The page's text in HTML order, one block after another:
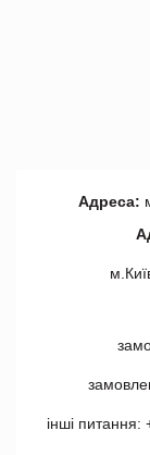
Адреса:
інші